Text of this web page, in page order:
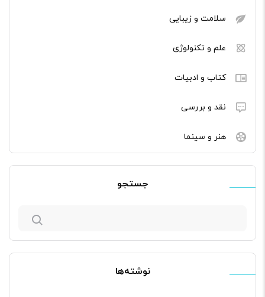
سلامت و زیبایی
علم و تکنولوژی
کتاب و ادبیات
نقد و بررسی
هنر و سینما
جستجو
نوشته‌ها